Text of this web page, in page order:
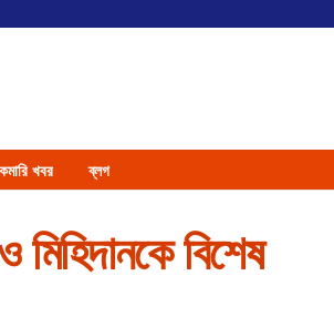
খবর ব্লগ
মিহিদানকে বিশেষ